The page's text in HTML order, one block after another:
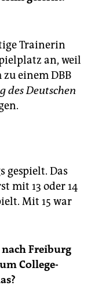
Trainerin
an, weil
einem DBB
des Deutschen
gespielt. Das
mit 13 oder 14
Mit 15 war
Freiburg
College-